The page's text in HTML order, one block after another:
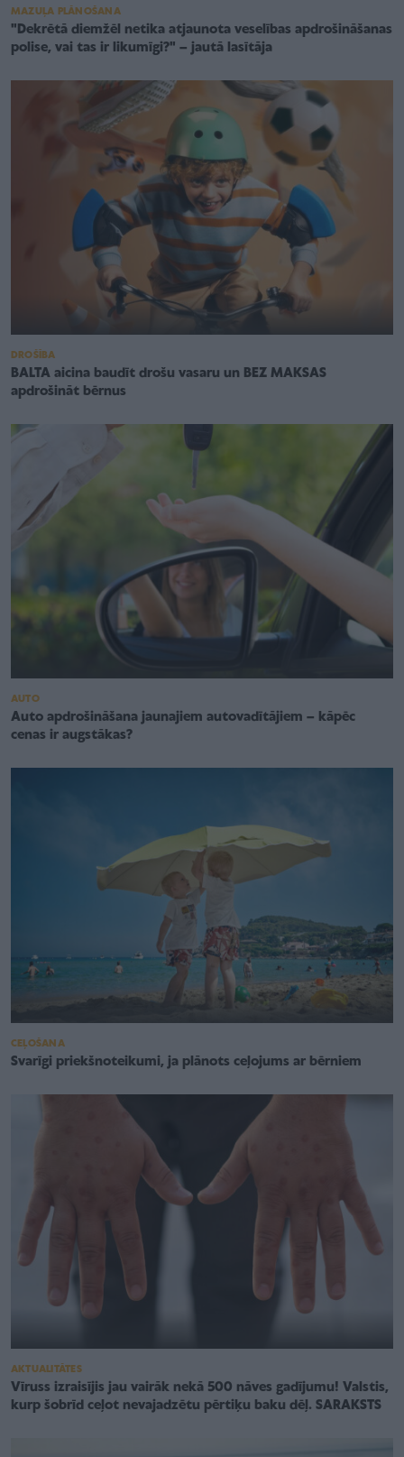
MAZUĻA PLĀNOŠANA
"Dekrētā diemžēl netika atjaunota veselības apdrošināšanas
polise, vai tas ir likumīgi?" – jautā lasītāja
DROŠĪBA
BALTA aicina baudīt drošu vasaru un BEZ MAKSAS
apdrošināt bērnus
AUTO
Auto apdrošināšana jaunajiem autovadītājiem – kāpēc
cenas ir augstākas?
CEĻOŠANA
Svarīgi priekšnoteikumi, ja plānots ceļojums ar bērniem
AKTUALITĀTES
Vīruss izraisījis jau vairāk nekā 500 nāves gadījumu! Valstis,
kurp šobrīd ceļot nevajadzētu pērtiķu baku dēļ. SARAKSTS